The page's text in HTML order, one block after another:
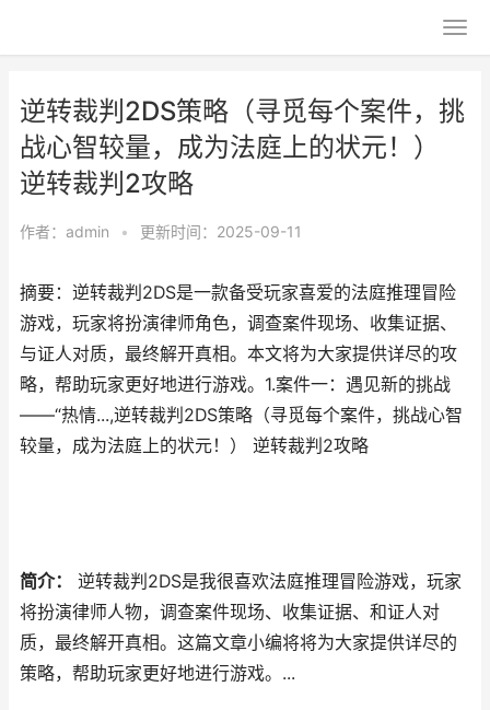
逆转裁判2DS策略（寻觅每个案件，挑
战心智较量，成为法庭上的状元！）
逆转裁判2攻略
作者： admin • 更新时间：2025-09-11
摘要：逆转裁判2DS是一款备受玩家喜爱的法庭推理冒险
游戏，玩家将扮演律师角色，调查案件现场、收集证据、
与证人对质，最终解开真相。本文将为大家提供详尽的攻
略，帮助玩家更好地进行游戏。1.案件一：遇见新的挑战
——“热情...,逆转裁判2DS策略（寻觅每个案件，挑战心智
较量，成为法庭上的状元！） 逆转裁判2攻略
简介：
逆转裁判2DS是我很喜欢法庭推理冒险游戏，玩家
将扮演律师人物，调查案件现场、收集证据、和证人对
质，最终解开真相。这篇文章小编将将为大家提供详尽的
策略，帮助玩家更好地进行游戏。...